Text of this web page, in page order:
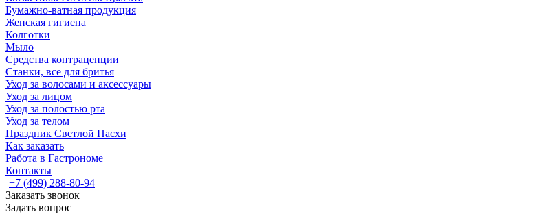
Бумажно-ватная продукция
Женская гигиена
Колготки
Мыло
Средства контрацепции
Станки, все для бритья
Уход за волосами и аксессуары
Уход за лицом
Уход за полостью рта
Уход за телом
Праздник Светлой Пасхи
Как заказать
Работа в Гастрономе
Контакты
+7 (499) 288-80-94
Заказать звонок
Задать вопрос